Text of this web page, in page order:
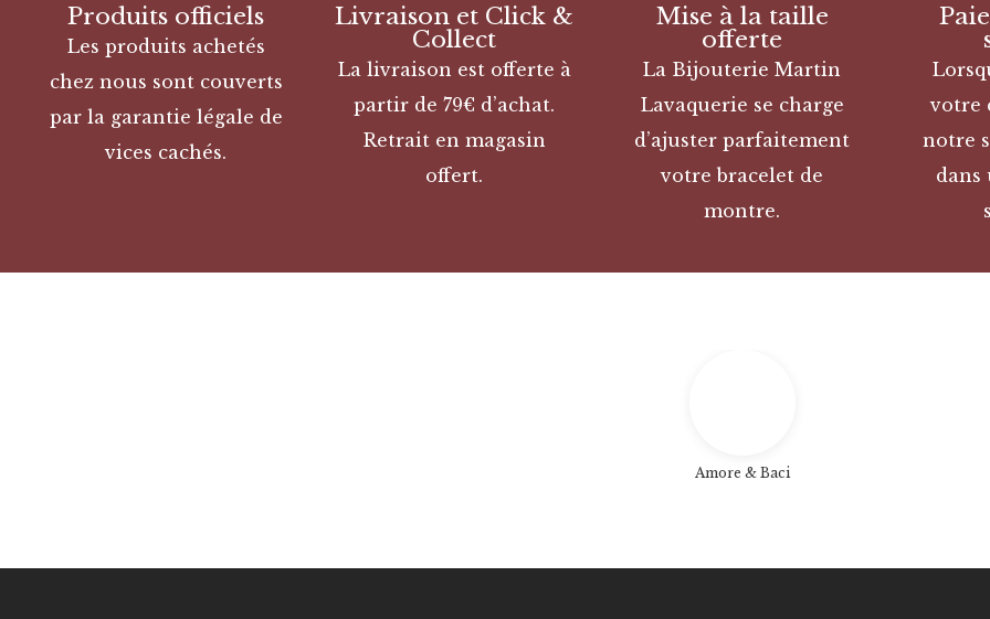
Produits officiels
Les produits achetés
chez nous sont couverts
par la garantie légale de
vices cachés.
Livraison et Click &
Collect
La livraison est offerte à
partir de 79€ d’achat.
Retrait en magasin
offert.
Mise à la taille
offerte
La Bijouterie Martin
Lavaquerie se charge
d’ajuster parfaitement
votre bracelet de
montre.
votre
notre
dans
Amore & Baci